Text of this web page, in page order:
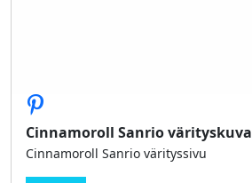
Cinnamoroll Sanrio värityskuva
Cinnamoroll Sanrio värityssivu